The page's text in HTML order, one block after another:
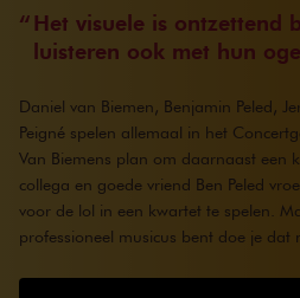
Het visuele is ontzettend
luisteren ook met hun
Daniel van Biemen, Benjamin Peled,
Peigné spelen allemaal in het
Van Biemens plan om daarnaast een
collega en goede vriend Ben Peled
voor de lol in een kwartet te spelen.
professioneel musicus bent doe je dat